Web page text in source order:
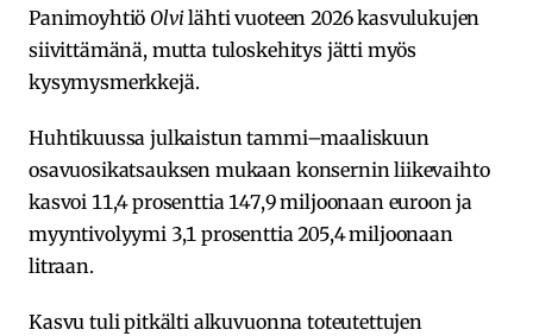
Panimoyhtiö Olvilähti vuoteen 2026 kasvulukujen
siivittämänä, mutta tuloskehitys jätti myös
kysymysmerkkejä.
Huhtikuussa julkaistun tammi–maaliskuun
osavuosikatsauksen mukaan konsernin liikevaihto
kasvoi 11,4 prosenttia 147,9 miljoonaan euroon ja
myyntivolyymi 3,1 prosenttia 205,4 miljoonaan
litraan.
Kasvu tuli pitkälti alkuvuonna toteutettujen